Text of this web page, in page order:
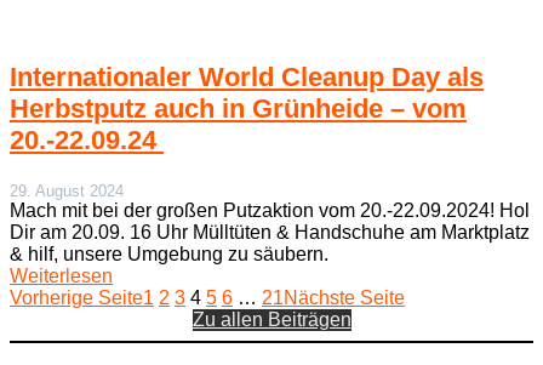
Internationaler World Cleanup Day als
Herbstputz auch in Grünheide – vom
20.-22.09.24
29. August 2024
Mach mit bei der großen Putzaktion vom 20.-22.09.2024! Hol
Dir am 20.09. 16 Uhr Mülltüten & Handschuhe am Marktplatz
& hilf, unsere Umgebung zu säubern.
Weiterlesen
Vorherige Seite1 2 3 4 5 6 … 21Nächste Seite
Zu allen Beiträgen